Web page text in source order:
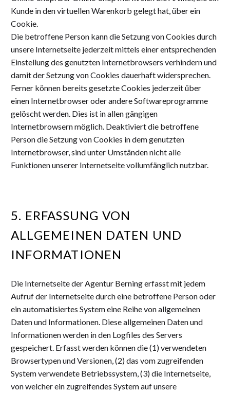
Kunde in den virtuellen Warenkorb gelegt hat, über ein
Cookie.
Die betroffene Person kann die Setzung von Cookies durch
unsere Internetseite jederzeit mittels einer entsprechenden
Einstellung des genutzten Internetbrowsers verhindern und
damit der Setzung von Cookies dauerhaft widersprechen.
Ferner können bereits gesetzte Cookies jederzeit über
einen Internetbrowser oder andere Softwareprogramme
gelöscht werden. Dies ist in allen gängigen
Internetbrowsern möglich. Deaktiviert die betroffene
Person die Setzung von Cookies in dem genutzten
Internetbrowser, sind unter Umständen nicht alle
Funktionen unserer Internetseite vollumfänglich nutzbar.
5. ERFASSUNG VON
ALLGEMEINEN DATEN UND
INFORMATIONEN
Die Internetseite der Agentur Berning erfasst mit jedem
Aufruf der Internetseite durch eine betroffene Person oder
ein automatisiertes System eine Reihe von allgemeinen
Daten und Informationen. Diese allgemeinen Daten und
Informationen werden in den Logfiles des Servers
gespeichert. Erfasst werden können die (1) verwendeten
Browsertypen und Versionen, (2) das vom zugreifenden
System verwendete Betriebssystem, (3) die Internetseite,
von welcher ein zugreifendes System auf unsere